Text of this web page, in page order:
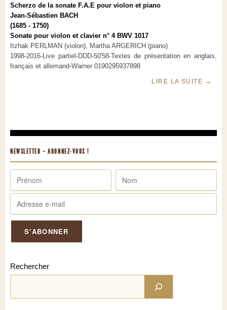
Scherzo de la sonate F.A.E pour violon et piano
Jean-Sébastien BACH
(1685 - 1750)
Sonate pour violon et clavier n° 4 BWV 1017
Itzhak PERLMAN (violon), Martha ARGERICH (piano)
1998-2016-Live partiel-DDD-50'58-Textes de présentation en anglais,
français et allemand-Warner 0190295937898
LIRE LA SUITE →
NEWSLETTER – ABONNEZ-VOUS !
Rechercher